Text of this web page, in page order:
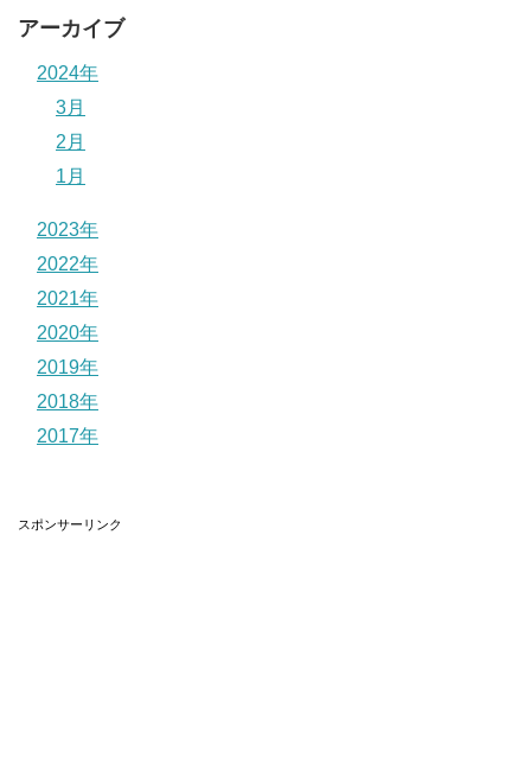
アーカイブ
2024年
3月
2月
1月
2023年
2022年
2021年
2020年
2019年
2018年
2017年
スポンサーリンク